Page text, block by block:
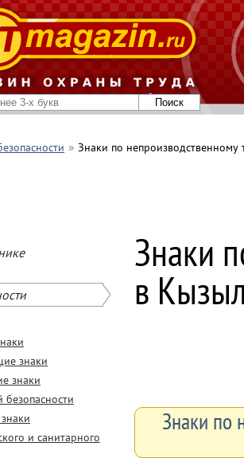
Знаки по
знаки
знаки
и санитарного
Знаки
в
Знаки по